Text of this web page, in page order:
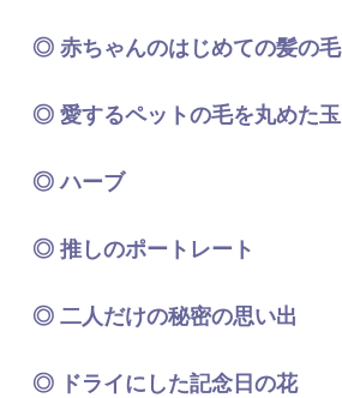
◎ 赤ちゃんのはじめての髪の毛
◎ 愛するペットの毛を丸めた玉
◎ ハーブ
◎ 推しのポートレート
◎ 二人だけの秘密の思い出
◎ ドライにした記念日の花